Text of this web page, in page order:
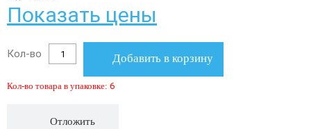
Показать цены
Кол-во Добавить в корзину
Кол-во товара в упаковке: 6
Отложить